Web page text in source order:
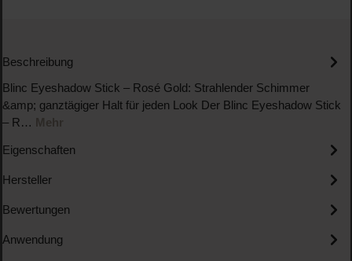
Beschreibung
Blinc Eyeshadow Stick – Rosé Gold: Strahlender Schimmer
&amp; ganztägiger Halt für jeden Look Der Blinc Eyeshadow Stick
– R… Mehr
Eigenschaften
Hersteller
Bewertungen
Anwendung